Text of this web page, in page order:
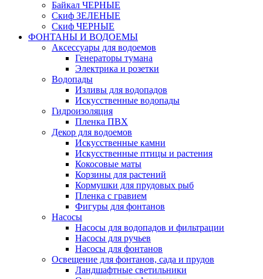
Байкал ЧЕРНЫЕ
Скиф ЗЕЛЕНЫЕ
Скиф ЧЕРНЫЕ
ФОНТАНЫ И ВОДОЕМЫ
Аксессуары для водоемов
Генераторы тумана
Электрика и розетки
Водопады
Изливы для водопадов
Искусственные водопады
Гидроизоляция
Пленка ПВХ
Декор для водоемов
Искусственные камни
Искусственные птицы и растения
Кокосовые маты
Корзины для растений
Кормушки для прудовых рыб
Пленка с гравием
Фигуры для фонтанов
Насосы
Насосы для водопадов и фильтрации
Насосы для ручьев
Насосы для фонтанов
Освещение для фонтанов, сада и прудов
Ландшафтные светильники